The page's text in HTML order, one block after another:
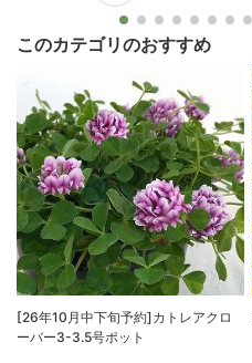
このカテゴリのおすすめ
[26年10月中下旬予約]カトレアクロ
ーバー3-3.5号ポット